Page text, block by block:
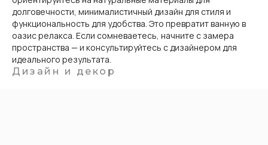
долговечности, минималистичный дизайн для стиля и
функциональность для удобства. Это превратит ванную в
оазис релакса. Если сомневаетесь, начните с замера
пространства — и консультируйтесь с дизайнером для
идеального результата.
Дизайн и декор